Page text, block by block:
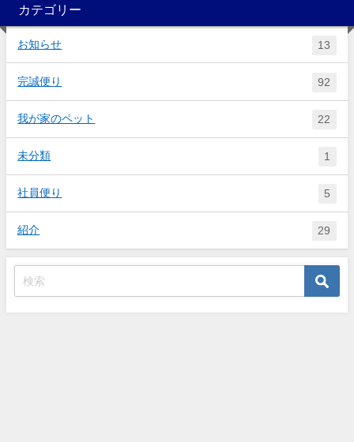
カテゴリー
お知らせ 13
完誠便り 92
我が家のペット 22
未分類 1
社員便り 5
紹介 29